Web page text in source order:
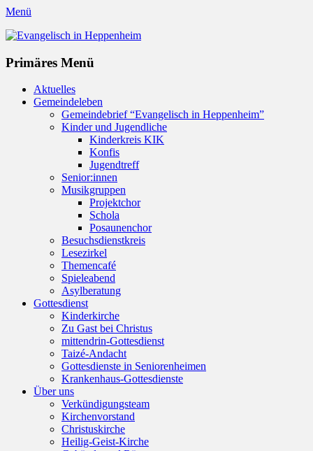
Menü
Evangelisch in Heppenheim
Primäres Menü
Zum
Inhalt
Aktuelles
Gemeindeleben
Gemeindebrief “Evangelisch in Heppenheim”
Kinder und Jugendliche
Kinderkreis KIK
Konfis
Jugendtreff
Senior:innen
Musikgruppen
Projektchor
Schola
Posaunenchor
Besuchsdienstkreis
Lesezirkel
Themencafé
Spieleabend
Asylberatung
Gottesdienst
Kinderkirche
Zu Gast bei Christus
mittendrin-Gottesdienst
Taizé-Andacht
Gottesdienste in Seniorenheimen
Krankenhaus-Gottesdienste
Über uns
Verkündigungsteam
Kirchenvorstand
Christuskirche
Heilig-Geist-Kirche